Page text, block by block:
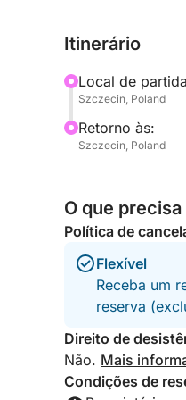
um viajante
chance de
Água
Este é mais do
descoberta
Reserve seu
Itinerário
Local de
Szczecin, Poland
Retorno às:
Szczecin, Poland
O que
Política de
Flexível
Receba um
reserva
Direito de
Não. Mais
Condições de